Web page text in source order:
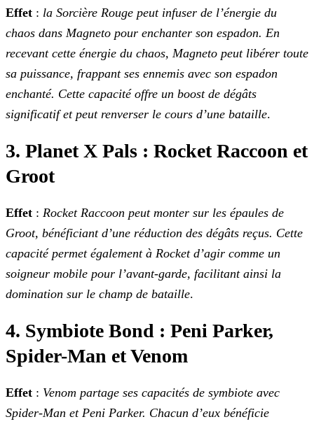
Effet : la Sorcière Rouge peut infuser de l’énergie du
chaos dans Magneto pour enchanter son espadon. En
recevant cette énergie du chaos, Magneto peut libérer toute
sa puissance, frappant ses ennemis avec son espadon
enchanté. Cette capacité offre un boost de dégâts
significatif et peut renverser le cours d’une bataille.
3. Planet X Pals : Rocket Raccoon et
Groot
Effet : Rocket Raccoon peut monter sur les épaules de
Groot, bénéficiant d’une réduction des dégâts reçus. Cette
capacité permet également à Rocket d’agir comme un
soigneur mobile pour l’avant-garde, facilitant ainsi la
domination sur le champ de bataille.
4. Symbiote Bond : Peni Parker,
Spider-Man et Venom
Effet : Venom partage ses capacités de symbiote avec
Spider-Man et Peni Parker. Chacun d’eux bénéficie